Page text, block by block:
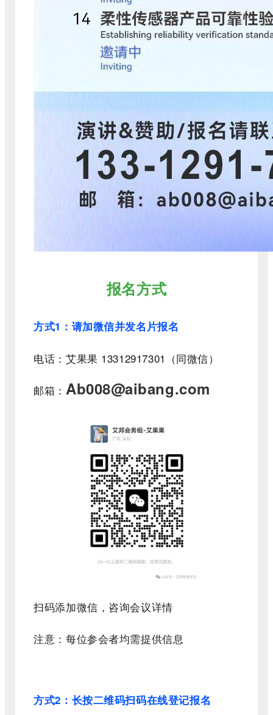
报名方式
方式1 ：请加微信并发名片报名
电话：艾果果 13312917301 （同微信）
邮箱：Ab008@aibang.com
扫码添加微信，咨询会议详情
注意：每位参会者均需提供信息
方式2 ：长按二维码扫码在线登记报名